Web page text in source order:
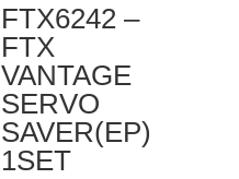
FTX6242 –
FTX
VANTAGE
SERVO
SAVER(EP)
1SET